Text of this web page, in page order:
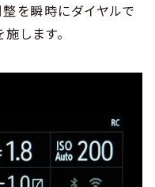
を瞬時にダイヤルで
します。